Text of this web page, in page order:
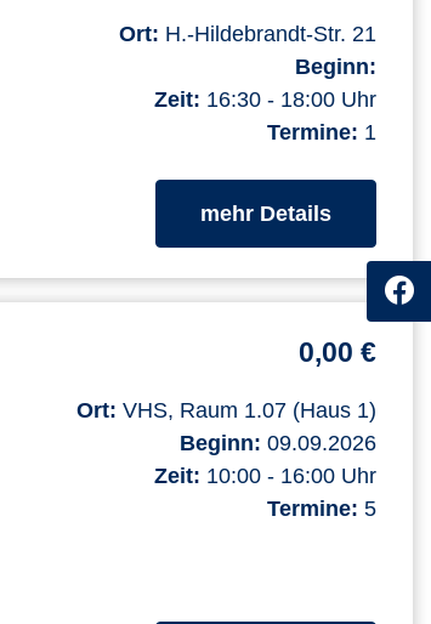
Ort: H.-Hildebrandt-Str. 21
Beginn:
Zeit: 16:30 - 18:00 Uhr
Termine: 1
mehr Detailszum
0,00 €
Ort: VHS, Raum 1.07 (Haus 1)
Beginn: 09.09.2026
Zeit: 10:00 - 16:00 Uhr
Termine: 5